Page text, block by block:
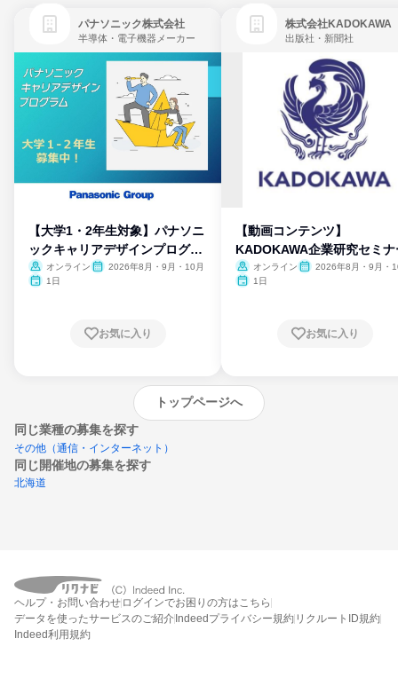
パナソニック株式会社
半導体・電子機器メーカー
【大学1・2年生対象】パナソニ
ックキャリアデザインプログラ
ム
オンライン
2026年8月・9月・10月
1日
お気に入り
株式会社KADOKAWA
出版社・新聞社
【動画コンテンツ】
KADOKAWA企業研究セミナ
オンライン
2026年8月・9月・
1日
お気に入り
トップページへ
同じ業種の募集を探す
その他（通信・インターネット）
同じ開催地の募集を探す
北海道
締切：なし
ヘルプ・お問い合わせ ログインでお困りの方はこちら
データを使ったサービスのご紹介 Indeedプライバシー規約 リクルートID規約
Indeed利用規約